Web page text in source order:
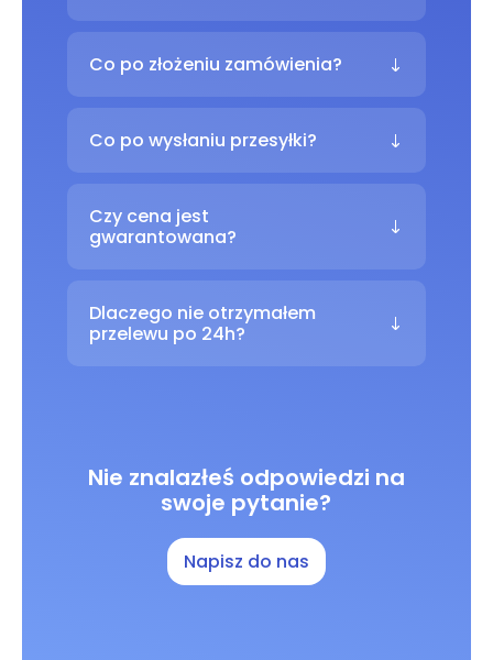
Co po złożeniu zamówienia?
Co po wysłaniu przesyłki?
Czy cena jest
gwarantowana?
Dlaczego nie otrzymałem
przelewu po 24h?
Nie znalazłeś odpowiedzi na
swoje pytanie?
Napisz do nas